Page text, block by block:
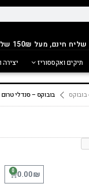
שליח חינם, מעל 150₪ שליח ב-14.90₪
תיקים ואקססוריז יצירה
בובוקס – סנדלי
0.00₪
0